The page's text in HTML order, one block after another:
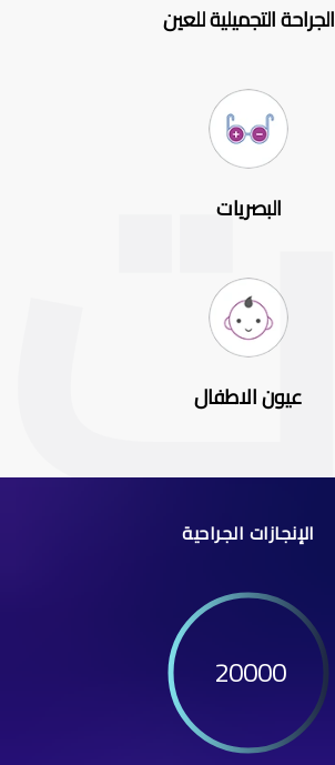
الجراحة التجميلية للعين
البصريات
عيون الاطفال
الإنجازات الجراحية
20000